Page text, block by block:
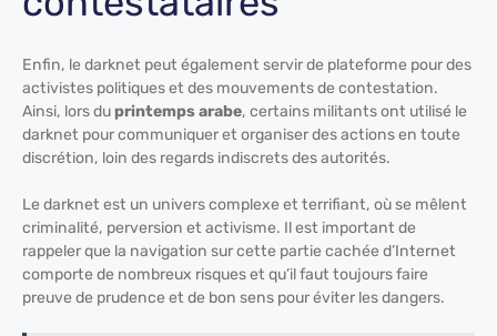
Enfin, le darknet peut également servir de plateforme pour des
activistes politiques et des mouvements de contestation.
Ainsi, lors du printemps arabe, certains militants ont utilisé le
darknet pour communiquer et organiser des actions en toute
discrétion, loin des regards indiscrets des autorités.
Le darknet est un univers complexe et terrifiant, où se mêlent
criminalité, perversion et activisme. Il est important de
rappeler que la navigation sur cette partie cachée d’Internet
comporte de nombreux risques et qu’il faut toujours faire
preuve de prudence et de bon sens pour éviter les dangers.